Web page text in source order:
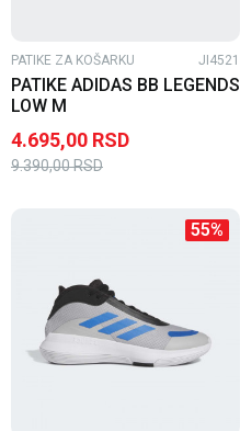
PATIKE ZA KOŠARKU JI4521
PATIKE ADIDAS BB LEGENDS
LOW M
4.695,00 RSD
9.390,00RSD
55%